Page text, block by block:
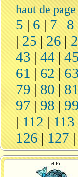
haut de page
5 |6 |7|8
|25 |26|
43|44|45
61 | 62|63
79| 80|81
97|98|99
| 112|113
126|127|
Jel Fi